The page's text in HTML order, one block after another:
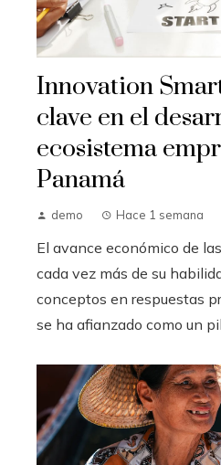
Innovation
clave en el
ecosistema
Panamá
demo Hace 1 semana
El avance económico de
cada vez más de su
conceptos en respuestas
se ha afianzado como un